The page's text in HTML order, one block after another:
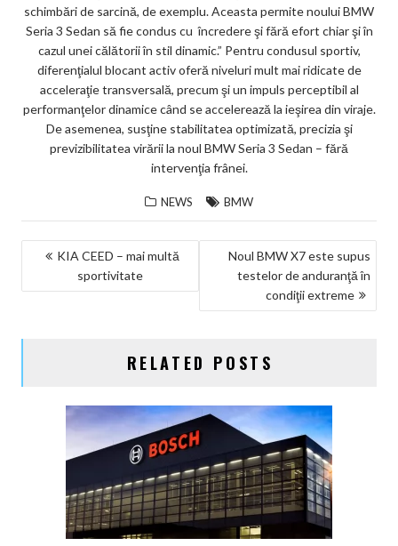
schimbări de sarcină, de exemplu. Aceasta permite noului BMW
Seria 3 Sedan să fie condus cu încredere şi fără efort chiar şi în
cazul unei călătorii în stil dinamic.” Pentru condusul sportiv,
diferenţialul blocant activ oferă niveluri mult mai ridicate de
acceleraţie transversală, precum şi un impuls perceptibil al
performanţelor dinamice când se accelerează la ieşirea din viraje.
De asemenea, susţine stabilitatea optimizată, precizia şi
previzibilitatea virării la noul BMW Seria 3 Sedan – fără
intervenţia frânei.
NEWS BMW
NAVIGARE
KIA CEED – mai multă
sportivitate
Noul BMW X7 este supus
testelor de anduranţă în
condiţii extreme
RELATED POSTS